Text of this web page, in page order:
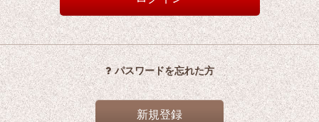
パスワードを忘れた方
新規登録